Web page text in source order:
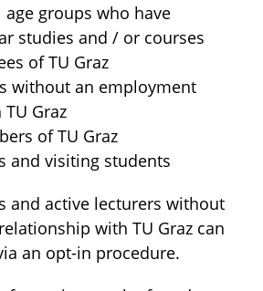
groups who have
studies and / or courses
of TU Graz
without an employment
Graz
of TU Graz
and visiting students
and active lecturers without
with TU Graz can
an opt-in procedure.